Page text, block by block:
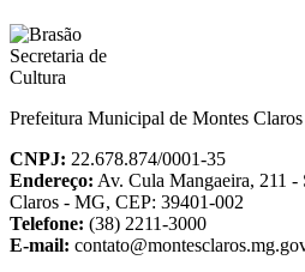
Prefeitura Municipal de Montes Claros
CNPJ: 22.678.874/0001-35
Endereço: Av. Cula Mangaeira, 211
Claros - MG, CEP: 39401-002
Telefone: (38) 2211-3000
E-mail: